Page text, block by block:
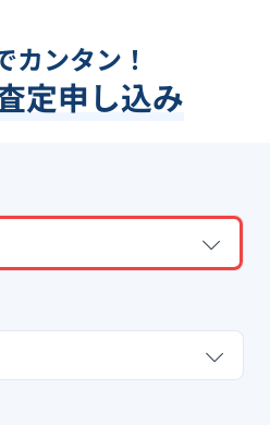
カンタン！
定申し込み